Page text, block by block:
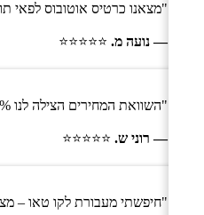
"מצאנו כרטיס אוטובוס לפאי
— נועה מ. ⭐⭐⭐⭐⭐
"השוואת המחירים הצילה לנו 30%. ממש שימושי."
— רוני ש. ⭐⭐⭐⭐⭐
"חיפשתי מעבורת לקו טאו –